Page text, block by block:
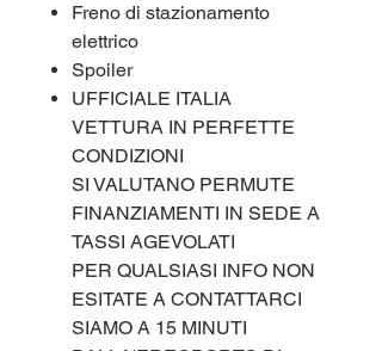
Freno di stazionamento
elettrico
Spoiler
UFFICIALE ITALIA
VETTURA IN PERFETTE
CONDIZIONI
SI VALUTANO PERMUTE
FINANZIAMENTI IN SEDE A
TASSI AGEVOLATI
PER QUALSIASI INFO NON
ESITATE A CONTATTARCI
SIAMO A 15 MINUTI